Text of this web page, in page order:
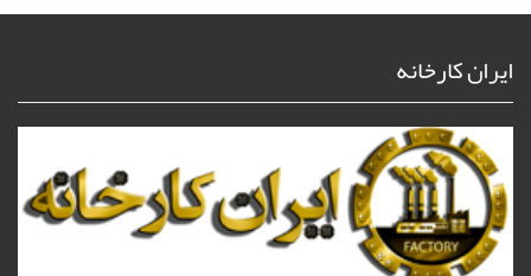
ایران کارخانه